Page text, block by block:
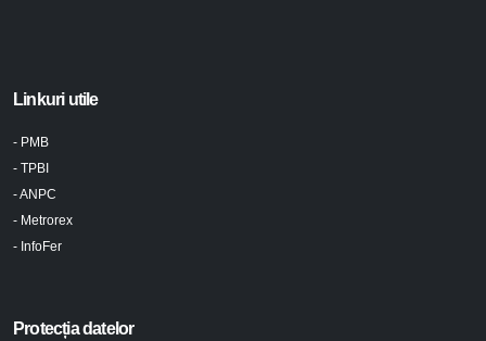
Linkuri utile
- PMB
- TPBI
- ANPC
- Metrorex
- InfoFer
Protecția datelor